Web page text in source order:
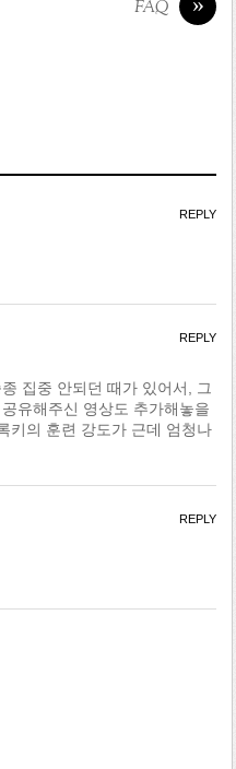
FAQ
REPLY
집중 안되던 때가 있어서, 그
유해주신 영상도 추가해놓을
키의 훈련 강도가 근데 엄청나
REPLY
REPLY